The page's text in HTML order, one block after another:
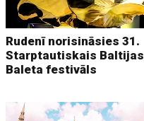
Rudenī norisināsies 31.
Starptautiskais Baltijas
Baleta festivāls